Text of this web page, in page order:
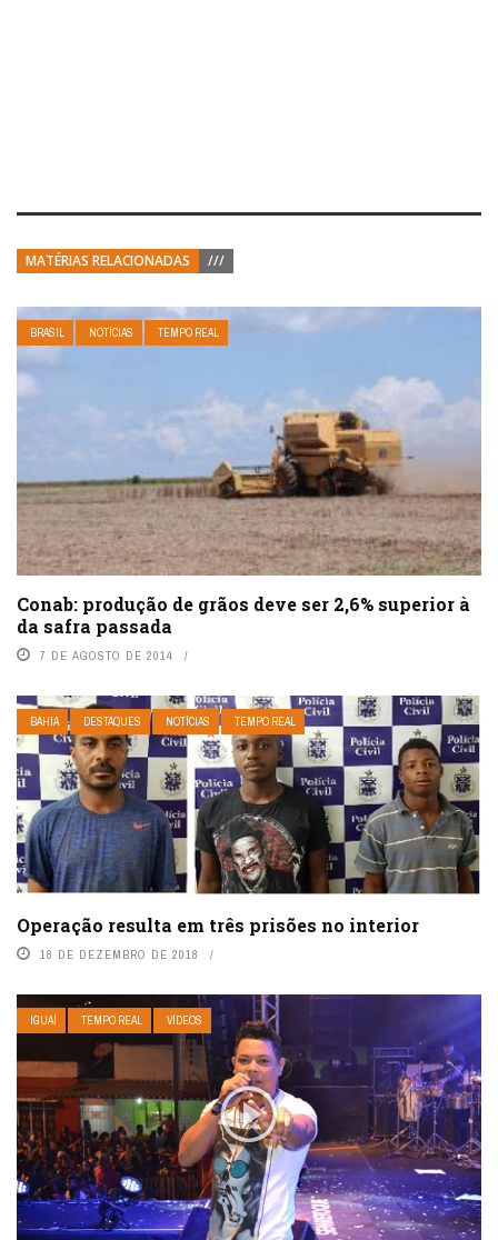
MATÉRIAS RELACIONADAS ///
BRASIL NOTÍCIAS TEMPO REAL
Conab: produção de grãos deve ser 2,6% superior à
da safra passada
7 DE AGOSTO DE 2014
BAHIA DESTAQUES NOTÍCIAS TEMPO REAL
Operação resulta em três prisões no interior
18 DE DEZEMBRO DE 2018
IGUAÍ TEMPO REAL VÍDEOS